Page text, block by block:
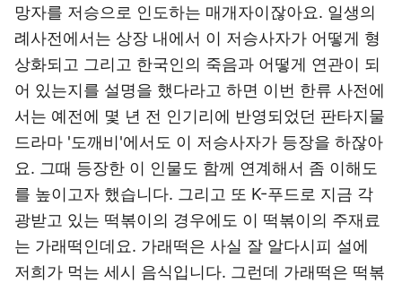
망자를 저승으로 인도하는 매개자이잖아요. 일생의
례사전에서는 상장 내에서 이 저승사자가 어떻게 형
상화되고 그리고 한국인의 죽음과 어떻게 연관이 되
어 있는지를 설명을 했다라고 하면 이번 한류 사전에
서는 예전에 몇 년 전 인기리에 반영되었던 판타지물
드라마 '도깨비'에서도 이 저승사자가 등장을 하잖아
요. 그때 등장한 이 인물도 함께 연계해서 좀 이해도
를 높이고자 했습니다. 그리고 또 K-푸드로 지금 각
광받고 있는 떡볶이의 경우에도 이 떡볶이의 주재료
는 가래떡인데요. 가래떡은 사실 잘 알다시피 설에
저희가 먹는 세시 음식입니다. 그런데 가래떡은 떡볶